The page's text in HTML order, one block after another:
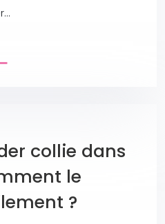
collie dans
le
?